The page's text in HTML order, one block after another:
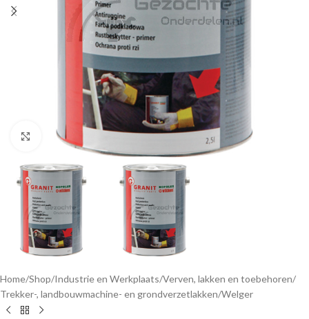
Klik om te vergroten
Home/Shop/Industrie en Werkplaats/Verven, lakken en toebehoren/
Trekker-, landbouwmachine- en grondverzetlakken/Welger